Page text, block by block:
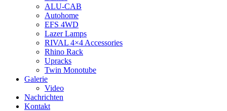
ALU-CAB
Autohome
EFS 4WD
Lazer Lamps
RIVAL 4×4 Accessories
Rhino Rack
Upracks
Twin Monotube
Galerie
Video
Nachrichten
Kontakt